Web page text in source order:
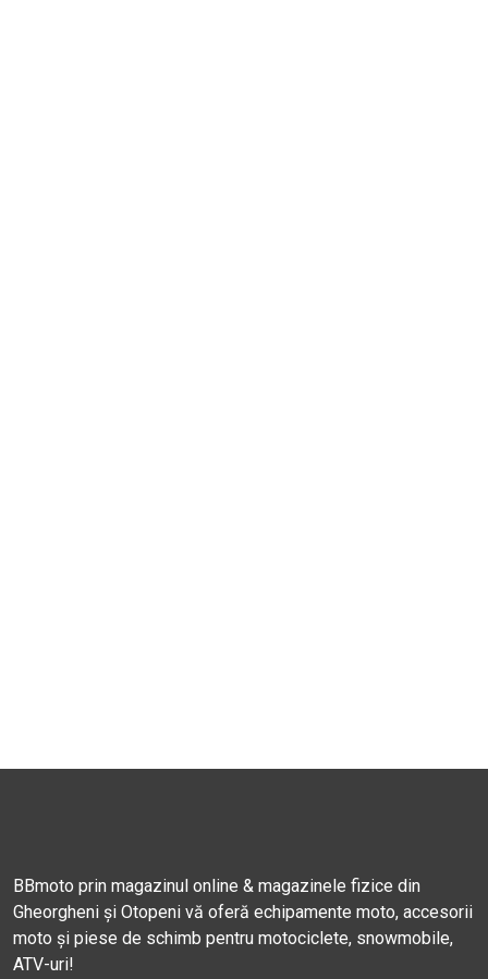
BBmoto prin magazinul online & magazinele fizice din
Gheorgheni și Otopeni vă oferă echipamente moto, accesorii
moto și piese de schimb pentru motociclete, snowmobile,
ATV-uri!